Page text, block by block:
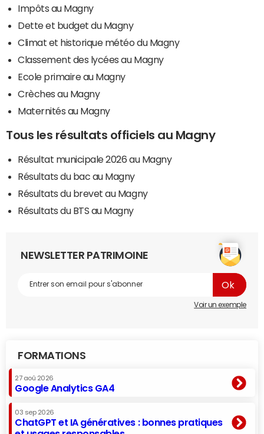
Impôts au Magny
Dette et budget du Magny
Climat et historique météo du Magny
Classement des lycées au Magny
Ecole primaire au Magny
Crèches au Magny
Maternités au Magny
Tous les résultats officiels au Magny
Résultat municipale 2026 au Magny
Résultats du bac au Magny
Résultats du brevet au Magny
Résultats du BTS au Magny
NEWSLETTER PATRIMOINE
Voir un exemple
FORMATIONS
27 aoû 2026
Google Analytics GA4
03 sep 2026
ChatGPT et IA génératives : bonnes pratiques